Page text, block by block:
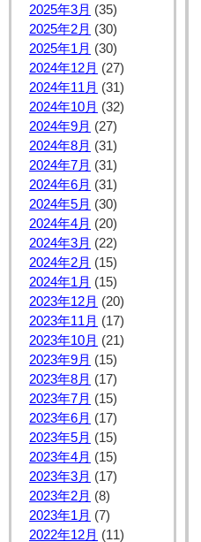
2025年3月 (35)
2025年2月 (30)
2025年1月 (30)
2024年12月 (27)
2024年11月 (31)
2024年10月 (32)
2024年9月 (27)
2024年8月 (31)
2024年7月 (31)
2024年6月 (31)
2024年5月 (30)
2024年4月 (20)
2024年3月 (22)
2024年2月 (15)
2024年1月 (15)
2023年12月 (20)
2023年11月 (17)
2023年10月 (21)
2023年9月 (15)
2023年8月 (17)
2023年7月 (15)
2023年6月 (17)
2023年5月 (15)
2023年4月 (15)
2023年3月 (17)
2023年2月 (8)
2023年1月 (7)
2022年12月 (11)